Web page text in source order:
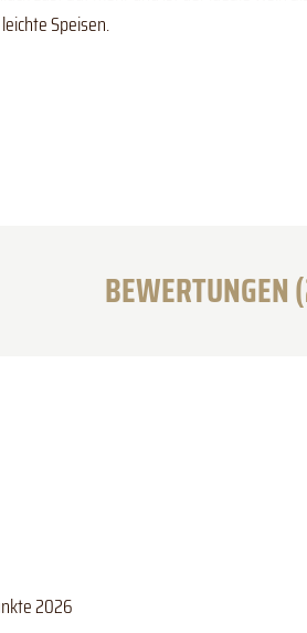
Speisen.
BEWERTUNGEN
2026